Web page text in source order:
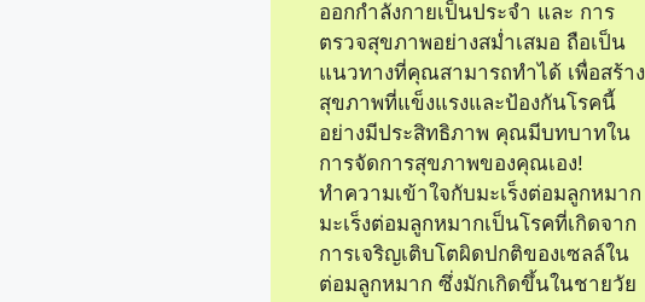
ออกกำลังกายเป็นประจำ และ การ
ตรวจสุขภาพอย่างสม่ำเสมอ ถือเป็น
แนวทางที่คุณสามารถทำได้ เพื่อสร้าง
สุขภาพที่แข็งแรงและป้องกันโรคนี้
อย่างมีประสิทธิภาพ คุณมีบทบาทใน
การจัดการสุขภาพของคุณเอง!
ทำความเข้าใจกับมะเร็งต่อมลูกหมาก
มะเร็งต่อมลูกหมากเป็นโรคที่เกิดจาก
การเจริญเติบโตผิดปกติของเซลล์ใน
ต่อมลูกหมาก ซึ่งมักเกิดขึ้นในชายวัย